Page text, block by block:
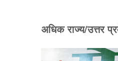
अधिक राज्य/उत्तर